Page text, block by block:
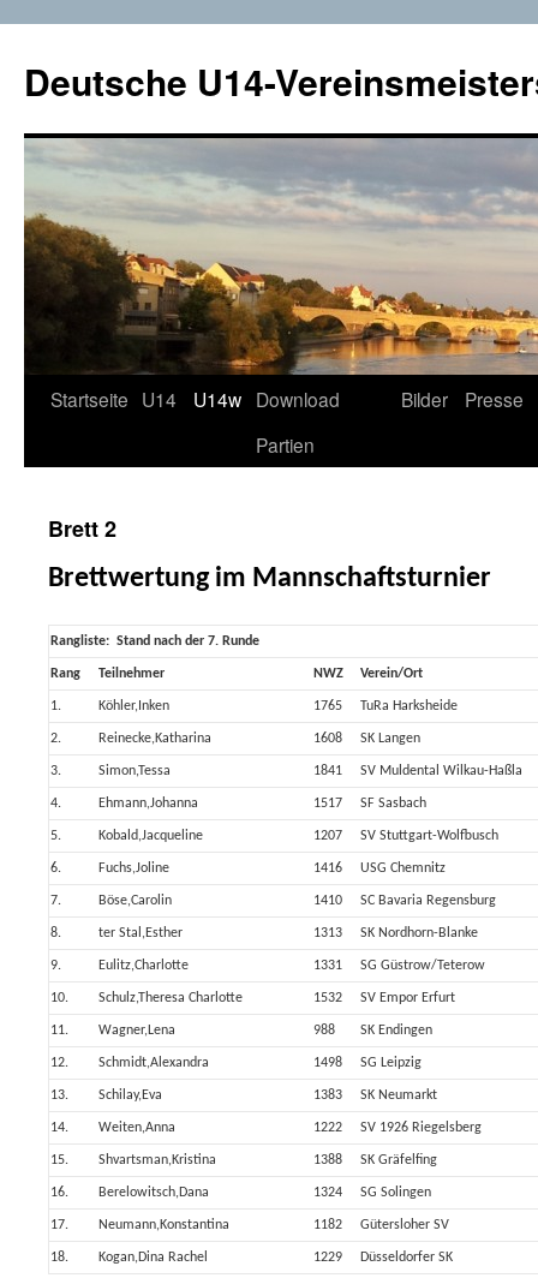
Deutsche U14-
Zum
Startseite U14 U14w Download
Partien
Bilder Presse
Brett 2
Brettwertung im Mannschaftsturnier
Rangliste: Stand nach der 7. Runde
Rang Teilnehmer NWZ Verein/Ort
1. Köhler,Inken 1765 TuRa Harksheide
2. Reinecke,Katharina 1608 SK Langen
3. Simon,Tessa 1841 SV Muldental Wilkau-Haßla
4. Ehmann,Johanna 1517 SF Sasbach
5. Kobald,Jacqueline 1207 SV Stuttgart-Wolfbusch
6. Fuchs,Joline 1416 USG Chemnitz
7. Böse,Carolin 1410 SC Bavaria Regensburg
8. ter Stal,Esther 1313 SK Nordhorn-Blanke
9. Eulitz,Charlotte 1331 SG Güstrow/Teterow
10. Schulz,Theresa Charlotte 1532 SV Empor Erfurt
11. Wagner,Lena 988 SK Endingen
12. Schmidt,Alexandra 1498 SG Leipzig
13. Schilay,Eva 1383 SK Neumarkt
14. Weiten,Anna 1222 SV 1926 Riegelsberg
15. Shvartsman,Kristina 1388 SK Gräfelfing
16. Berelowitsch,Dana 1324 SG Solingen
17. Neumann,Konstantina 1182 Gütersloher SV
18. Kogan,Dina Rachel 1229 Düsseldorfer SK